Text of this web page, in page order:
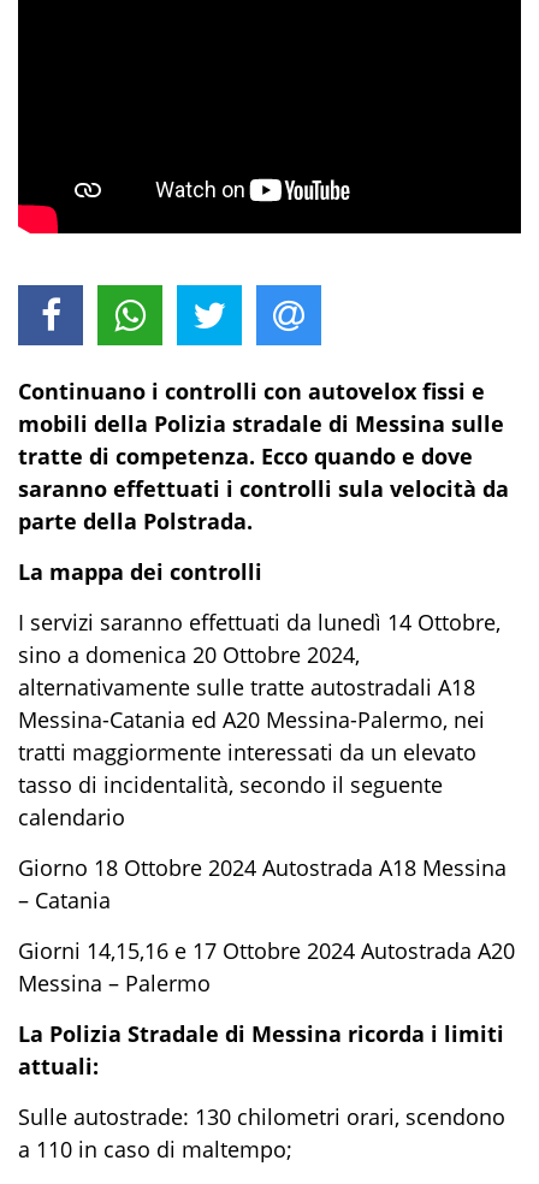
Continuano i controlli con autovelox fissi e
mobili della Polizia stradale di Messina sulle
tratte di competenza. Ecco quando e dove
saranno effettuati i controlli sula velocità da
parte della Polstrada.
La mappa dei controlli
I servizi saranno effettuati da lunedì 14 Ottobre,
sino a domenica 20 Ottobre 2024,
alternativamente sulle tratte autostradali A18
Messina-Catania ed A20 Messina-Palermo, nei
tratti maggiormente interessati da un elevato
tasso di incidentalità, secondo il seguente
calendario
Giorno 18 Ottobre 2024 Autostrada A18 Messina
– Catania
Giorni 14,15,16 e 17 Ottobre 2024 Autostrada A20
Messina – Palermo
La Polizia Stradale di Messina ricorda i limiti
attuali:
Sulle autostrade: 130 chilometri orari, scendono
a 110 in caso di maltempo;